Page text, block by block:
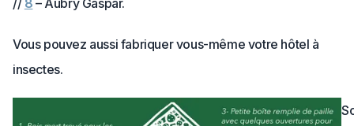
// 8 – Aubry Gaspar.
Vous pouvez aussi fabriquer vous-même votre hôtel à
insectes.